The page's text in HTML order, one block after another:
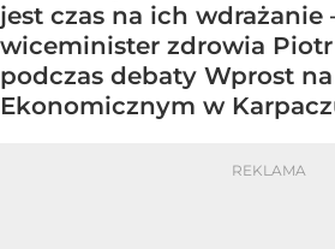
jest czas na ich wdrażanie
wiceminister zdrowia
podczas debaty Wprost
Ekonomicznym w